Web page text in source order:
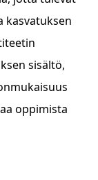
kasvatuksen
sisältö,
oppimista